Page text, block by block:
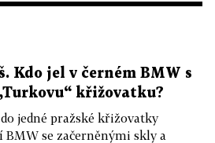
Kdo jel v černém BMW s
křižovatku?
jedné pražské křižovatky
se začerněnými skly a